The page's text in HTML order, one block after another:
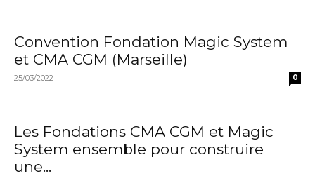
Convention Fondation Magic System
et CMA CGM (Marseille)
25/03/2022 0
Les Fondations CMA CGM et Magic
System ensemble pour construire
une...